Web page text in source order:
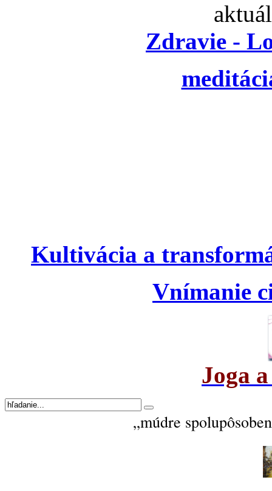
Zdravie -
Kultivácia a
Vnímanie
Joga
„múdre